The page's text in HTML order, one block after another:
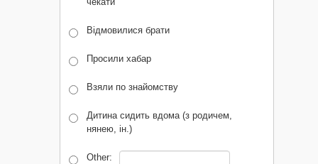
Відмовилися брати
Просили хабар
Взяли по знайомству
Дитина сидить вдома (з родичем,
нянею, ін.)
Other: